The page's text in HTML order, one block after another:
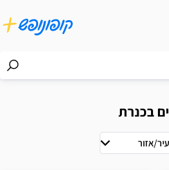
בכנרת
אזור